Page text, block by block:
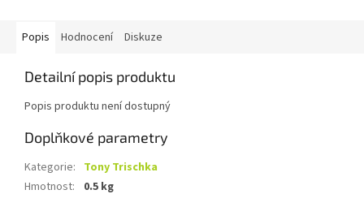
Popis Hodnocení Diskuze
Detailní popis produktu
Popis produktu není dostupný
Doplňkové parametry
Kategorie: Tony Trischka
Hmotnost: 0.5 kg